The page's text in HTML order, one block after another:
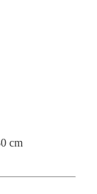
cm